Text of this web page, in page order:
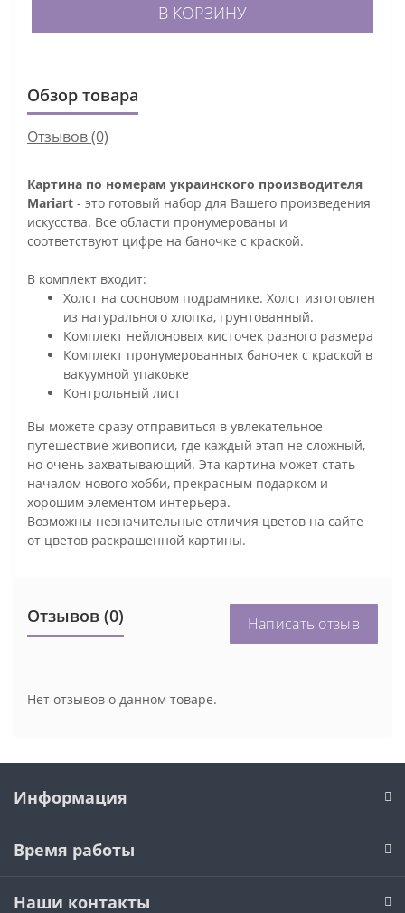
В КОРЗИНУ
Обзор товара
Отзывов (0)
Картина по номерам украинского производителя
Mariart - это готовый набор для Вашего произведения
искусства. Все области пронумерованы и
соответствуют цифре на баночке с краской.
В комплект входит:
Холст на сосновом подрамнике. Холст изготовлен
из натурального хлопка, грунтованный.
Комплект нейлоновых кисточек разного размера
Комплект пронумерованных баночек с краской в
вакуумной упаковке
Контрольный лист
Вы можете сразу отправиться в увлекательное
путешествие живописи, где каждый этап не сложный,
но очень захватывающий. Эта картина может стать
началом нового хобби, прекрасным подарком и
хорошим элементом интерьера.
Возможны незначительные отличия цветов на сайте
от цветов раскрашенной картины.
Отзывов (0) Написать отзыв
Нет отзывов о данном товаре.
Информация
Время работы
Наши контакты